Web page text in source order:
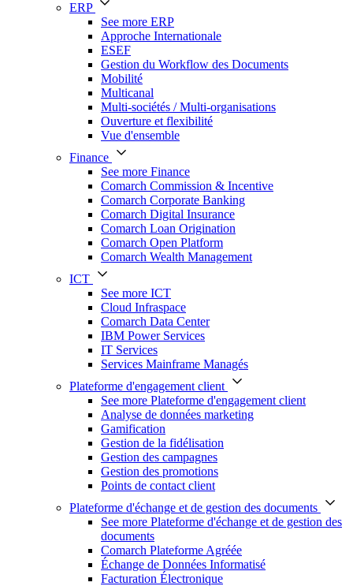
ERP
See more ERP
Approche Internationale
ESEF
Gestion du Workflow des Documents
Mobilité
Multicanal
Multi-sociétés / Multi-organisations
Ouverture et flexibilité
Vue d'ensemble
Finance
See more Finance
Comarch Commission & Incentive
Comarch Corporate Banking
Comarch Digital Insurance
Comarch Loan Origination
Comarch Open Platform
Comarch Wealth Management
ICT
See more ICT
Cloud Infraspace
Comarch Data Center
IBM Power Services
IT Services
Services Mainframe Managés
Plateforme d'engagement client
See more Plateforme d'engagement client
Analyse de données marketing
Gamification
Gestion de la fidélisation
Gestion des campagnes
Gestion des promotions
Points de contact client
Plateforme d'échange et de gestion des documents
See more Plateforme d'échange et de gestion des
documents
Comarch Plateforme Agréée
Échange de Données Informatisé
Facturation Électronique